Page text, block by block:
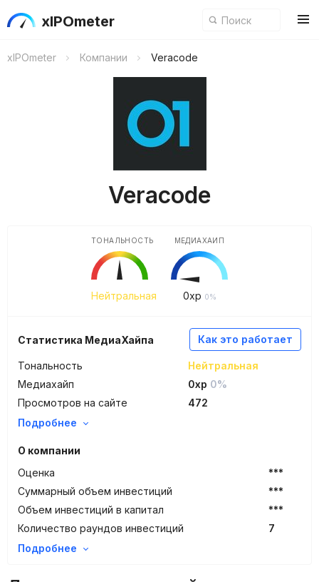
xIPOmeter
xIPOmeter Компании Veracode
Veracode
Нейтральная
ТОНАЛЬНОСТЬ
0xp 0%
МЕДИАХАЙП
Как это работает
Статистика МедиаХайпа
Тональность
Нейтральная
Медиахайп
0xp 0%
Просмотров на сайте
472
Подробнее
О компании
Оценка
***
Суммарный объем инвестиций
***
Объем инвестиций в капитал
***
Количество раундов инвестиций
7
Подробнее